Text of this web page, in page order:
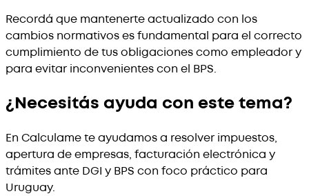
Recordá que mantenerte actualizado con los
cambios normativos es fundamental para el correcto
cumplimiento de tus obligaciones como empleador y
para evitar inconvenientes con el BPS.
¿Necesitás ayuda con este tema?
En Calculame te ayudamos a resolver impuestos,
apertura de empresas, facturación electrónica y
trámites ante DGI y BPS con foco práctico para
Uruguay.